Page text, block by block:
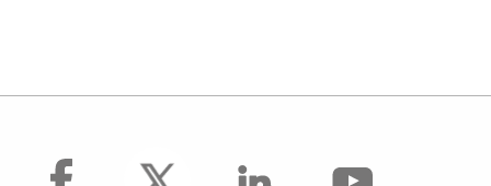
facebook